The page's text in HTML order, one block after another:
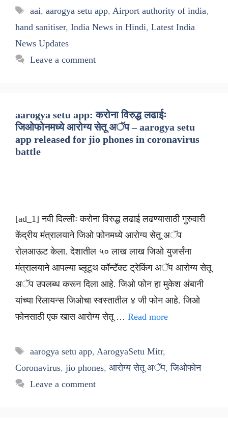
Tags
aai, aarogya setu app, Airport authority of india,
hand sanitiser, India News in Hindi, Latest India
News Updates
Leave a comment
aarogya setu app: करोना विरुद्ध लढाईः
जिओफोनमध्ये आरोग्य सेतू अॅप – aarogya setu
app released for jio phones in coronavirus
battle
[ad_1] नवी दिल्लीः करोना विरुद्ध लढाई लढण्यासाठी गुरुवारी
केंद्रीय मंत्रालयाने जिओ फोनमध्ये आरोग्य सेतू अॅप
रोलआऊट केला. देशातील ५० लाख लाख जिओ युजर्संना
मंत्रालयाने आपल्या ब्लूटूथ कॉन्टॅक्ट ट्रेकिंग अॅप आरोग्य सेतू
अॅप उपलब्ध करून दिला आहे. जिओ फोन हा मुकेश अंबानी
यांच्या रिलायन्स जिओचा स्वस्तातील ४ जी फोन आहे. जिओ
फोनसाठी एक खास आरोग्य सेतू … Read more
Tags
aarogya setu app, AarogyaSetu Mitr,
Coronavirus, jio phones, आरोग्य सेतू अॅप,जिओफोन
Leave a comment